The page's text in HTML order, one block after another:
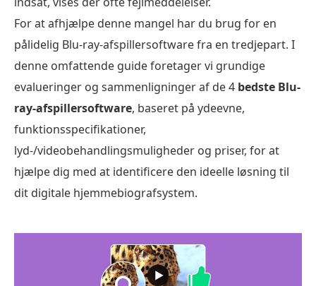
For at afhjælpe denne mangel har du brug for en
pålidelig Blu-ray-afspillersoftware fra en tredjepart. I
denne omfattende guide foretager vi grundige
evalueringer og sammenligninger af de 4 bedste Blu-
ray-afspillersoftware, baseret på ydeevne,
funktionsspecifikationer,
lyd-/videobehandlingsmuligheder og priser, for at
hjælpe dig med at identificere den ideelle løsning til
dit digitale hjemmebiografsystem.